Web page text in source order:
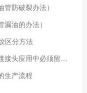
防破裂办法）
油的办法）
区分方法
过渡接头的主要用途有什么（液压过渡接头应用中必须留意有哪些问题）
生产流程